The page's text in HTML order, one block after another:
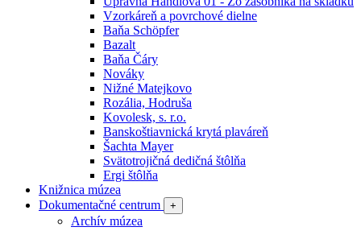
Vzorkáreň a povrchové dielne
Baňa Schöpfer
Bazalt
Baňa Čáry
Nováky
Nižné Matejkovo
Rozália, Hodruša
Kovolesk, s. r.o.
Banskoštiavnická krytá plaváreň
Šachta Mayer
Svätotrojičná dedičná štôlňa
Ergi štôlňa
Knižnica múzea
Dokumentačné centrum
+
Archív múzea